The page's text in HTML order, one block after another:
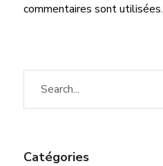
commentaires sont utilisées.
Catégories